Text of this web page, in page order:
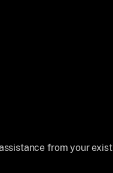
from your